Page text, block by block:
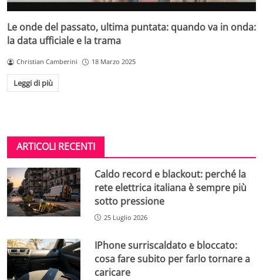
Le onde del passato, ultima puntata: quando va in onda:
la data ufficiale e la trama
Christian Camberini 18 Marzo 2025
Leggi di più
ARTICOLI RECENTI
Caldo record e blackout: perché la
rete elettrica italiana è sempre più
sotto pressione
25 Luglio 2026
IPhone surriscaldato e bloccato:
cosa fare subito per farlo tornare a
caricare